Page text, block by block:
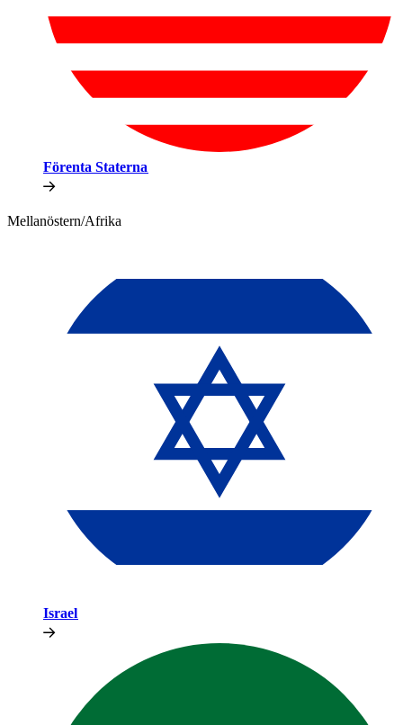
Förenta Staterna​​
Mellanöstern/Afrika​​
Israel​​